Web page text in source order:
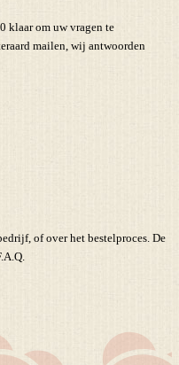
klaar om uw vragen te
mailen, wij antwoorden
of over het bestelproces. De